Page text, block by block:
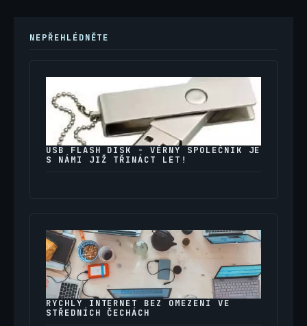
NEPŘEHLÉDNĚTE
USB FLASH DISK - VĚRNÝ SPOLEČNÍK JE
S NÁMI JIŽ TŘINÁCT LET!
RYCHLÝ INTERNET BEZ OMEZENÍ VE
STŘEDNÍCH ČECHÁCH